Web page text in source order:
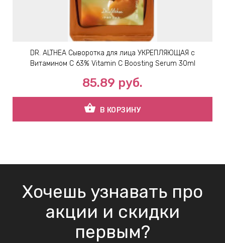
DR. ALTHEA Сыворотка для лица УКРЕПЛЯЮЩАЯ с
Витамином С 63% Vitamin C Boosting Serum 30ml
85.89 руб.
shopping_basket В КОРЗИНУ
Хочешь узнавать про
акции и скидки
первым?